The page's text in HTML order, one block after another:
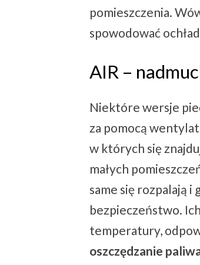
pomieszczenia.
spowodować
AIR –
Niektóre wersje
za pomocą
w których się
małych
same się rozpalają i
bezpieczeństwo.
temperatury,
oszczędzanie